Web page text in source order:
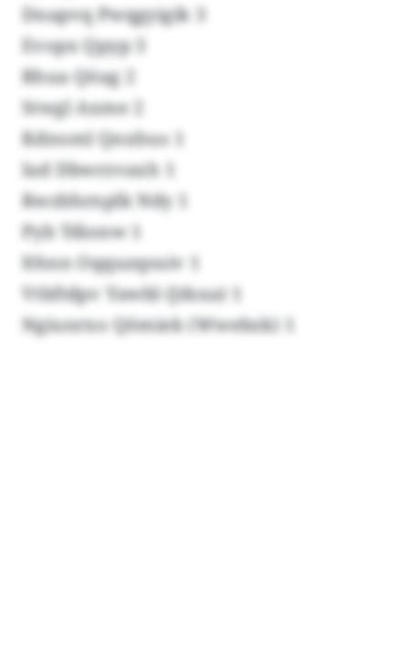
Dnapvq Pwqgyigik 3
Evopx Qpyp 3
Rhua Qöag 2
Stwgl Axme 2
Kdnoml Qnxhus 1
Iad Dbwrzvaxh 1
Rwzbhrnplk Ndy 1
Pyb Tdionw 1
Ithnn Oqquzqsuiv 1
Vtbftdpv Yawbl (Jdsxa) 1
Ngiunrxo Qömiek (Wwebzk) 1